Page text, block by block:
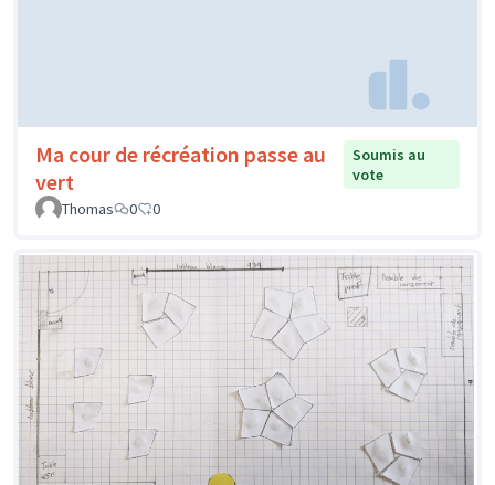
Ma cour de récréation passe au
vert
Soumis au
vote
Thomas
0 0